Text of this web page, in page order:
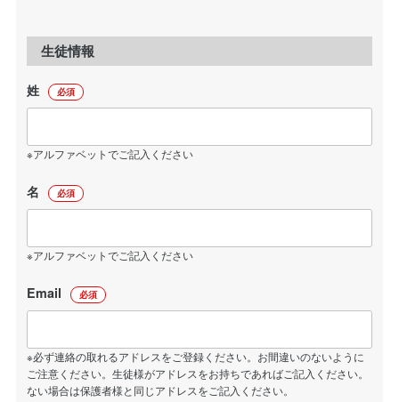
生徒情報
姓 必須
※アルファベットでご記入ください
名 必須
※アルファベットでご記入ください
Email 必須
※必ず連絡の取れるアドレスをご登録ください。お間違いのないように
ご注意ください。生徒様がアドレスをお持ちであればご記入ください。
ない場合は保護者様と同じアドレスをご記入ください。